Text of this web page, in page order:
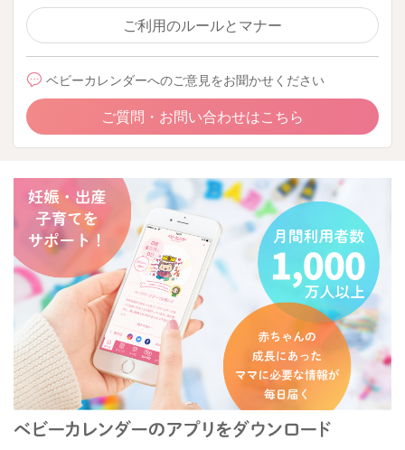
ご利用のルールとマナー
ベビーカレンダーへのご意見をお聞かせください
ご質問・お問い合わせはこちら